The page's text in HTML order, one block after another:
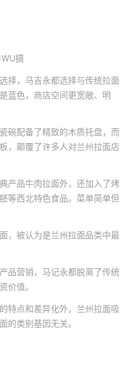
摄
择，马吉永都选择与传统拉面
蓝色，商店空间更宽敞、明
碗配备了精致的木质托盘，而
，颠覆了许多人对兰州拉面店
产品牛肉拉面外，还加入了烤
等西北特色食品。菜单简单但
，被认为是兰州拉面品类中最
品营销，马记永都脱离了传统
价值。
特点和差异化外，兰州拉面吸
的类别基因无关。